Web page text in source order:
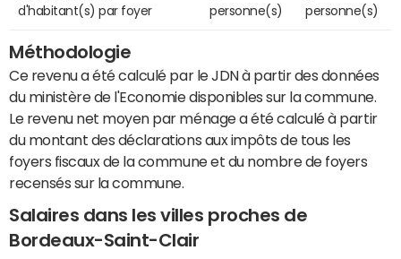
d'habitant(s) par foyer
personne(s)
personne(s)
Méthodologie
Ce revenu a été calculé par le JDN à partir des données
du ministère de l'Economie disponibles sur la commune.
Le revenu net moyen par ménage a été calculé à partir
du montant des déclarations aux impôts de tous les
foyers fiscaux de la commune et du nombre de foyers
recensés sur la commune.
Salaires dans les villes proches de
Bordeaux-Saint-Clair